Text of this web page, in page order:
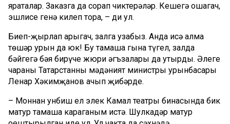
яраталар. Заказга да сорап чиктерәләр. Кешегә ошагач,
эшлисе генә килеп тора, – ди ул.
Биеп-җырлап арыгач, залга узабыз. Анда исә алма
төшәр урын да юк! Бу тамаша гына түгел, залда
бәйгегә бәя бирүче жюри әгъзалары да утырды. Әлеге
чараны Татарстанның мәдәният министры урынбасары
Ленар Хәкимҗанов ачып җибәрде.
– Моннан унбиш ел элек Камал театры бинасында бик
матур тамаша караганым истә. Шулкадәр матур